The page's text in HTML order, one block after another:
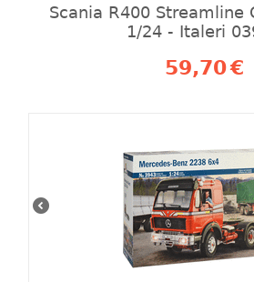
Scania R400 Streamline
1/24 - Italeri
59,70€